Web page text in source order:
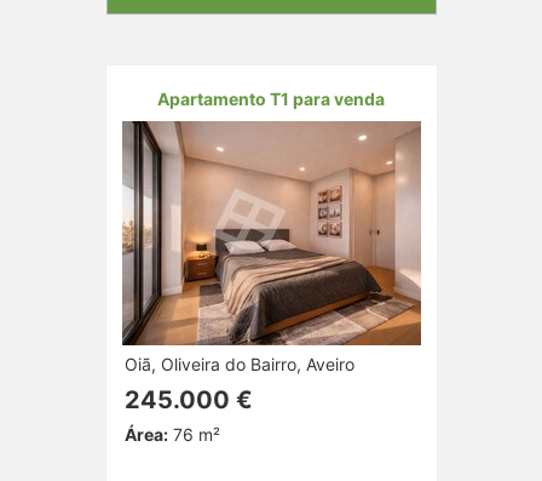
Apartamento T1 para venda
Oiã, Oliveira do Bairro, Aveiro
245.000 €
Área:76 m²